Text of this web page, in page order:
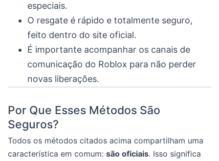
especiais.
O resgate é rápido e totalmente seguro,
feito dentro do site oficial.
É importante acompanhar os canais de
comunicação do Roblox para não perder
novas liberações.
Por Que Esses Métodos São
Seguros?
Todos os métodos citados acima compartilham uma
característica em comum: são oficiais. Isso significa